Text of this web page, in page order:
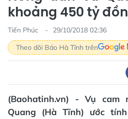
khoảng 450 tỷ
Tiến Phúc
29/10/2018 02:36
Theo dõi Báo Hà Tĩnh trên
(Baohatinh.vn) - Vụ cam
Quang (Hà Tĩnh) ước